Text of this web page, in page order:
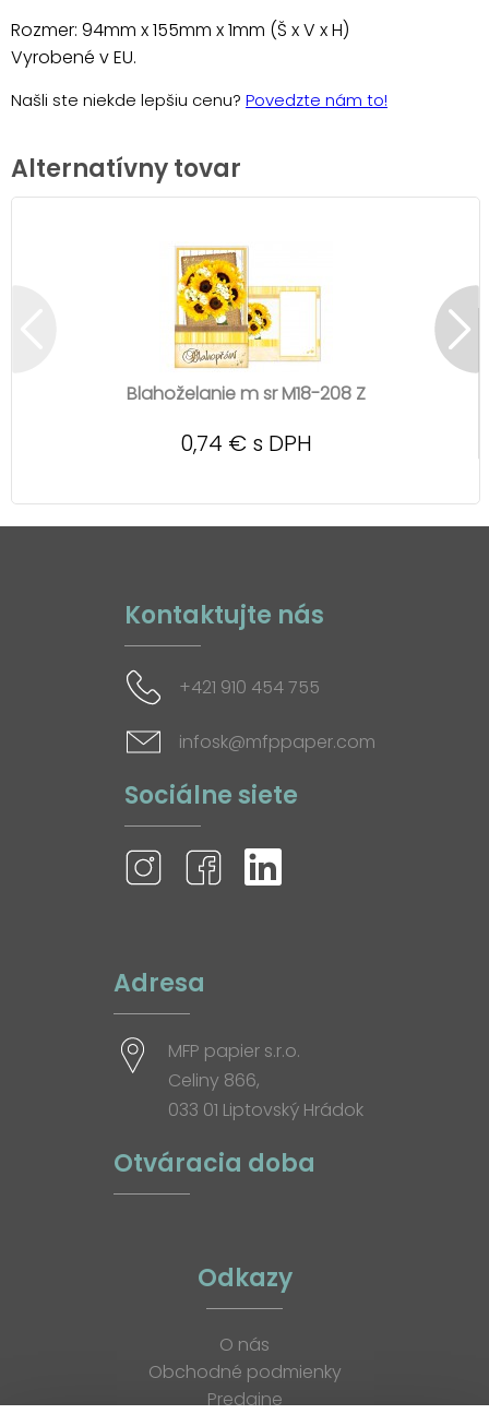
Rozmer: 94mm x 155mm x 1mm (Š x V x H)
Vyrobené v EU.
Našli ste niekde lepšiu cenu? Povedzte nám to!
Alternatívny tovar
Blahoželanie m sr M18-208 Z
0,74 € s DPH
Kontaktujte nás
+421 910 454 755
infosk@mfppaper.com
Sociálne siete
Adresa
MFP papier s.r.o.
Celiny 866,
033 01 Liptovský Hrádok
Otváracia doba
Odkazy
O nás
Obchodné podmienky
Predajne